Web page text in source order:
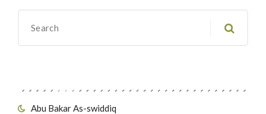
Abu Bakar As-swiddiq